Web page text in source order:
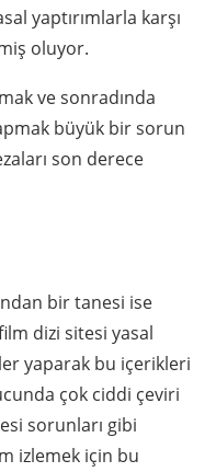
yaptırımlarla karşı
oluyor.
ve sonradında
büyük bir sorun
son derece
bir tanesi ise
dizi sitesi yasal
yaparak bu içerikleri
çok ciddi çeviri
sorunları gibi
izlemek için bu